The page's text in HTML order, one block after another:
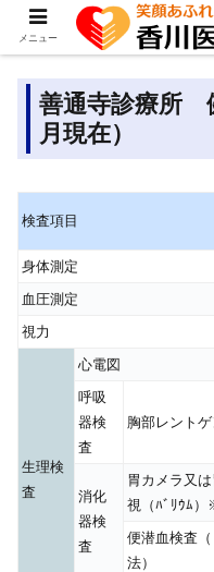
善通寺診療所
月現在）
検査項目
身体測定
血圧測定
視力
生理検
査
心電図
呼吸
器検
査
胸部レントゲ
消化
器検
査
胃カメラ又
視（ﾊﾞﾘｳﾑ
便潜血検査（
法）
メニュー